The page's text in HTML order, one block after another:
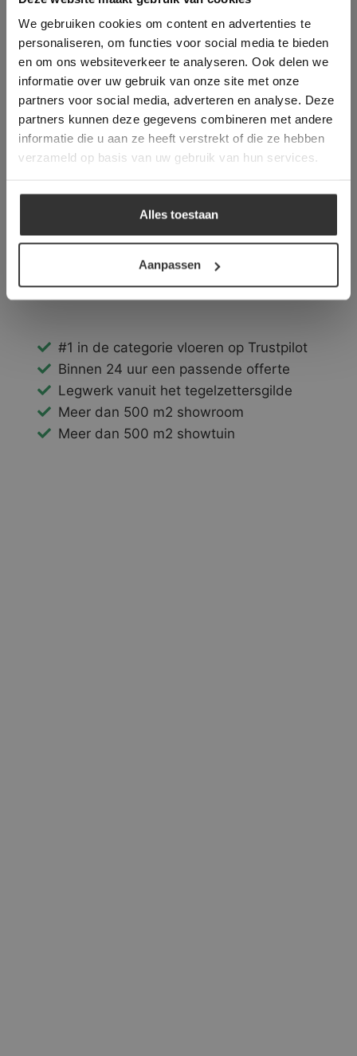
We gebruiken cookies om content en advertenties te
personaliseren, om functies voor social media te bieden
en om ons websiteverkeer te analyseren. Ook delen we
informatie over uw gebruik van onze site met onze
partners voor social media, adverteren en analyse. Deze
partners kunnen deze gegevens combineren met andere
informatie die u aan ze heeft verstrekt of die ze hebben
verzameld op basis van uw gebruik van hun services.
Alles toestaan
Aanpassen
Postcode
Stad
#1 in de categorie vloeren op Trustpilot
Binnen 24 uur een passende offerte
Legwerk vanuit het tegelzettersgilde
Meer dan 500 m2 showroom
Meer dan 500 m2 showtuin
longer working. Please contact the website
administrator.
Deze website gebruikt cookies om de
gebruikerservaring te verbeteren. Door
gebruik te maken van onze website geeft u
toestemming voor alle cookies in
overeenstemming met ons cookiebeleid.Lees
verder
ALLES ACCEPTEREN
ALLES AFWIJZEN
DETAILS WEERGEVEN